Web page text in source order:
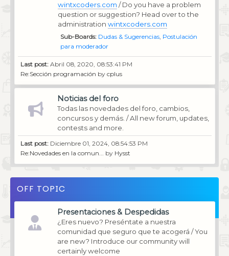
wintxcoders.com / Do you have a problem
question or suggestion? Head over to the
administration wintxcoders.com
Sub-Boards Dudas & Sugerencias Postulación
para moderador
Last post: Abril 08, 2020, 08:53:41 PM
Re:Sección programación by cplus
Noticias del foro
Todas las novedades del foro, cambios,
concursos y demás. / All new forum, updates,
contests and more.
Last post: Diciembre 01, 2024, 08:54:53 PM
Re:Novedades en la comun... by Hysst
OFF TOPIC
Presentaciones & Despedidas
¿Eres nuevo? Preséntate a nuestra
comunidad que seguro que te acogerá / You
are new? Introduce our community will
certainly welcome